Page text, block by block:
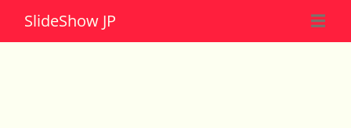
SlideShow JP ☰